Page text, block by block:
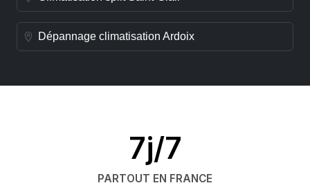
Dépannage climatisation Ardoix
7j/7
PARTOUT EN FRANCE